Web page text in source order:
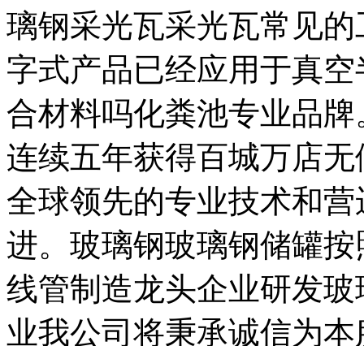
璃钢采光瓦采光瓦常见
字式产品已经应用于真
合材料吗化粪池专业品
连续五年获得百城万店
全球领先的专业技术和
进。玻璃钢玻璃钢储罐
线管制造龙头企业研发
业我公司将秉承诚信为